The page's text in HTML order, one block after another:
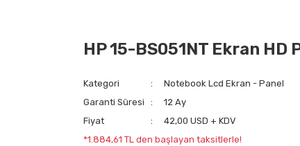
HP 15-BS051NT Ekran HD
Kategori
Notebook Lcd Ekran - Panel
Garanti Süresi
12 Ay
Fiyat
42,00 USD + KDV
*1.884,61 TL den başlayan taksitlerle!